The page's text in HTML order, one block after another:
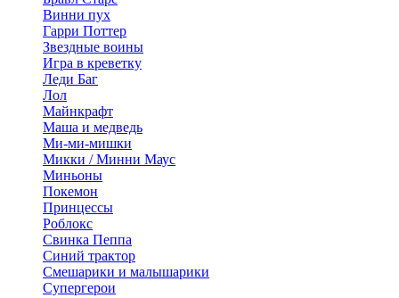
Винни пух
Гарри Поттер
Звездные воины
Игра в креветку
Леди Баг
Лол
Майнкрафт
Маша и медведь
Ми-ми-мишки
Микки / Минни Маус
Миньоны
Покемон
Принцессы
Роблокс
Свинка Пеппа
Синий трактор
Смешарики и малышарики
Супергерои